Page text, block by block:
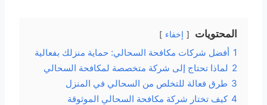
المحتويات إخفاء
1 أفضل شركات مكافحة السحالي: حماية منزلك بفعالية
2 لماذا تحتاج إلى شركة متخصصة لمكافحة السحالي
3 طرق فعالة للتخلص من السحالي في المنزل
4 كيف تختار شركة مكافحة السحالي الموثوقة